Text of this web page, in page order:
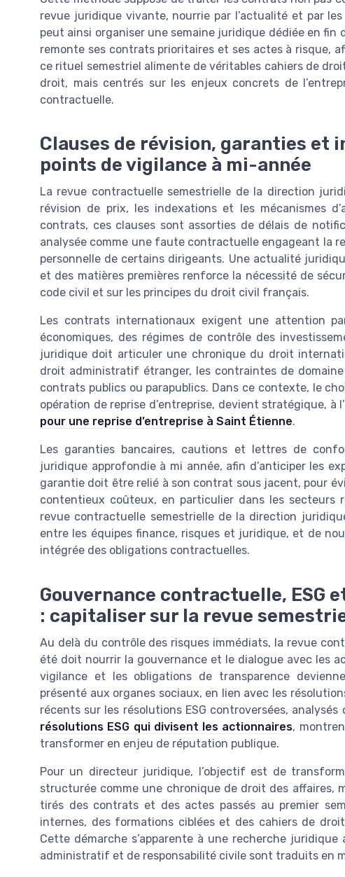
revue juridique vivante, nourrie par l’actualité et par
peut ainsi organiser une semaine juridique dédiée en
remonte ses contrats prioritaires et ses actes à risque,
ce rituel semestriel alimente de véritables cahiers de
droit, mais centrés sur les enjeux concrets de
contractuelle.
Clauses de révision, garanties
points de vigilance à mi-année
La revue contractuelle semestrielle de la direction
révision de prix, les indexations et les mécanismes
contrats, ces clauses sont assorties de délais de
analysée comme une faute contractuelle engageant la
personnelle de certains dirigeants. Une actualité
et des matières premières renforce la nécessité de
code civil et sur les principes du droit civil français.
Les contrats internationaux exigent une attention
économiques, des régimes de contrôle des
juridique doit articuler une chronique du droit
droit administratif étranger, les contraintes de
contrats publics ou parapublics. Dans ce contexte, le
opération de reprise d’entreprise, devient stratégique, à
pour une reprise d’entreprise à Saint Étienne.
Les garanties bancaires, cautions et lettres de
juridique approfondie à mi année, afin d’anticiper les
garantie doit être relié à son contrat sous jacent, pour
contentieux coûteux, en particulier dans les secteurs
revue contractuelle semestrielle de la direction
entre les équipes finance, risques et juridique, et de
intégrée des obligations contractuelles.
Gouvernance contractuelle, ESG
: capitaliser sur la revue
Au delà du contrôle des risques immédiats, la revue
été doit nourrir la gouvernance et le dialogue avec les
vigilance et les obligations de transparence
présenté aux organes sociaux, en lien avec les
récents sur les résolutions ESG controversées, analysés
résolutions ESG qui divisent les actionnaires,
transformer en enjeu de réputation publique.
Pour un directeur juridique, l’objectif est de
structurée comme une chronique de droit des affaires,
tirés des contrats et des actes passés au premier
internes, des formations ciblées et des cahiers de
Cette démarche s’apparente à une recherche
administratif et de responsabilité civile sont traduits en